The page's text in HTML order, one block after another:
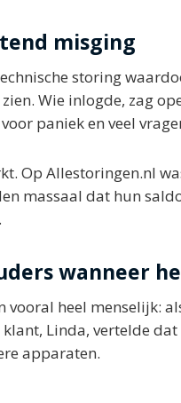
misging
storing
Wie inlogde, zag
paniek en veel
Op Allestoringen.nl
massaal dat hun
wanneer
vooral heel menselijk:
Linda, vertelde
apparaten.